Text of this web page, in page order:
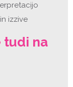
izzive
tudi na